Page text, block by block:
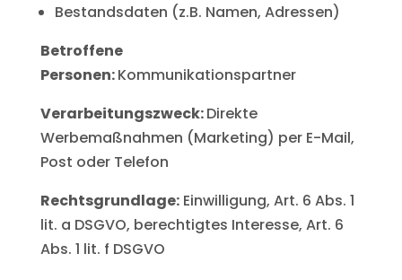
Bestandsdaten (z.B. Namen, Adressen)
Betroffene
Personen:Kommunikationspartner
Verarbeitungszweck:Direkte
Werbemaßnahmen (Marketing) per E-Mail,
Post oder Telefon
Rechtsgrundlage:Einwilligung, Art. 6 Abs. 1
lit. a DSGVO, berechtigtes Interesse, Art. 6
Abs. 1 lit. f DSGVO